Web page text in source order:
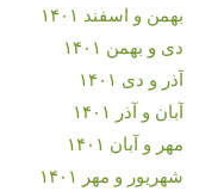
بهمن و اسفند ۱۴۰۱
دی و بهمن ۱۴۰۱
آذر و دی ۱۴۰۱
آبان و آذر ۱۴۰۱
مهر و آبان ۱۴۰۱
شهریور و مهر ۱۴۰۱